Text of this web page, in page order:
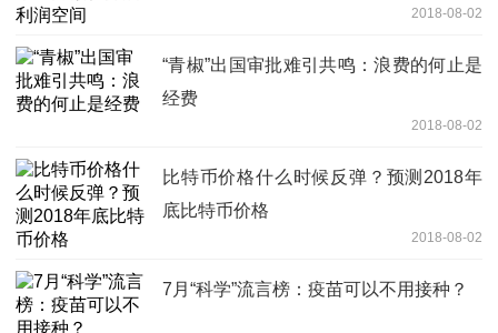
2018-08-02
“青椒”出国审批难引共鸣：浪费的何止是
经费
2018-08-02
比特币价格什么时候反弹？预测2018年
底比特币价格
2018-08-02
7月“科学”流言榜：疫苗可以不用接种？